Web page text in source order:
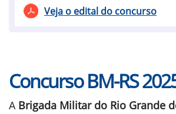
Veja o edital do concurso
Concurso BM-RS
ABrigada Militar do Rio Grande